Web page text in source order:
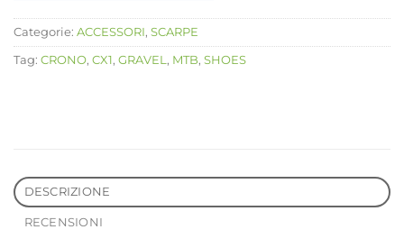
Categorie: ACCESSORI, SCARPE
Tag: CRONO, CX1, GRAVEL, MTB, SHOES
DESCRIZIONE
RECENSIONI